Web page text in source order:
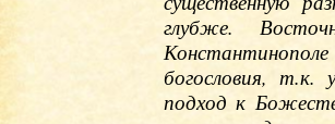
глубже.
богословия, т.к.
подход к